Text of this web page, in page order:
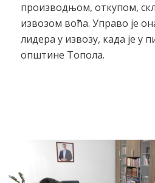
производњом, откупом,
извозом воћа. Управо је
лидера у извозу, када је у
општине Топола.